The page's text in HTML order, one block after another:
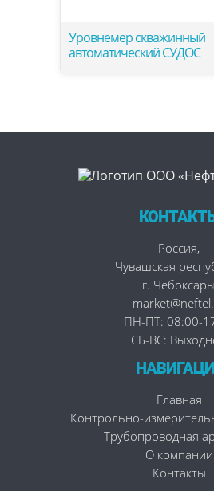
Уровнемер скважинный
автоматический СУДОС
Россия,
Чувашская
г. Чебоксары
ПН-ПТ: 08:00-
СБ-ВС:
Главная
Контрольно-
Трубопроводная
О компании
Контакты